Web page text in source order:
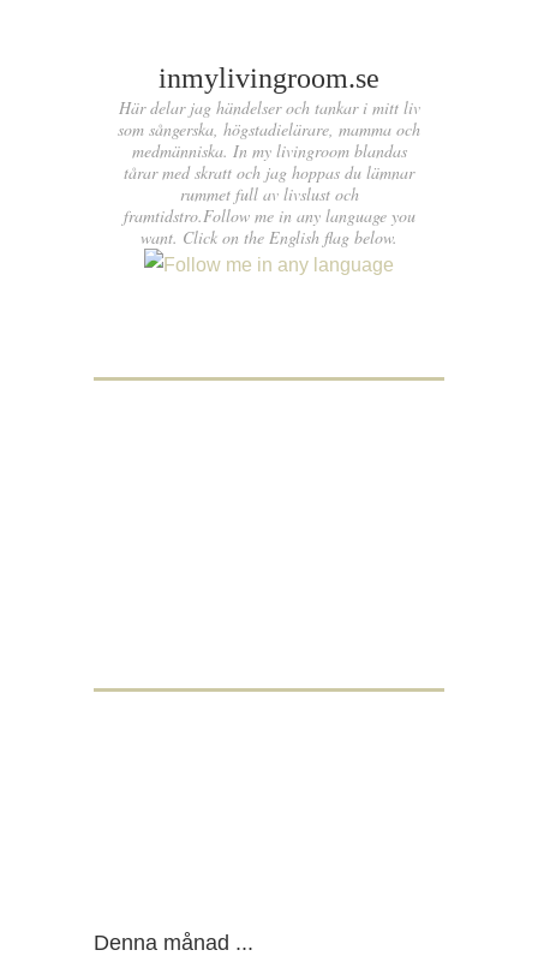
inmylivingroom.se
Här delar jag händelser och tankar i mitt liv
som sångerska, högstadielärare, mamma och
medmänniska. In my livingroom blandas
tårar med skratt och jag hoppas du lämnar
rummet full av livslust och
framtidstro.Follow me in any language you
want. Click on the English flag below.
Denna månad ...